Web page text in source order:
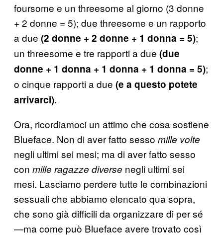
foursome e un threesome al giorno (3 donne
+ 2 donne = 5); due threesome e un rapporto
a due (2 donne + 2 donne + 1 donna = 5);
un threesome e tre rapporti a due (due
donne + 1 donna + 1 donna + 1 donna = 5);
o cinque rapporti a due (e a questo potete
arrivarci).
Ora, ricordiamoci un attimo che cosa sostiene
Blueface. Non di aver fatto sesso mille volte
negli ultimi sei mesi; ma di aver fatto sesso
con mille ragazze diverse negli ultimi sei
mesi. Lasciamo perdere tutte le combinazioni
sessuali che abbiamo elencato qua sopra,
che sono già difficili da organizzare di per sé
—ma come può Blueface avere trovato così